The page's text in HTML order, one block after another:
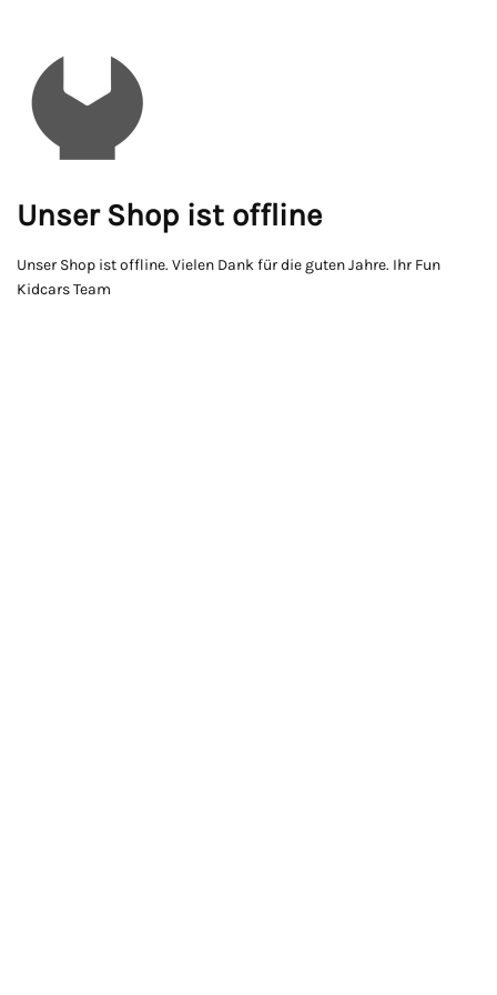
Unser Shop ist offline
Unser Shop ist offline. Vielen Dank für die guten Jahre. Ihr Fun
Kidcars Team